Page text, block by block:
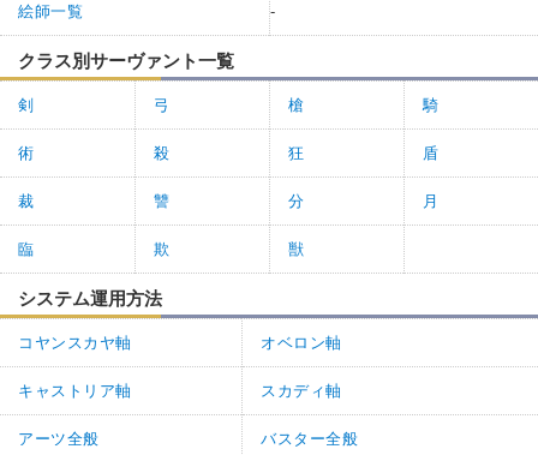
絵師一覧 -
クラス別サーヴァント一覧
剣 弓 槍 騎
術 殺 狂 盾
裁 讐 分 月
臨 欺 獣
システム運用方法
コヤンスカヤ軸 オベロン軸
キャストリア軸 スカディ軸
アーツ全般 バスター全般